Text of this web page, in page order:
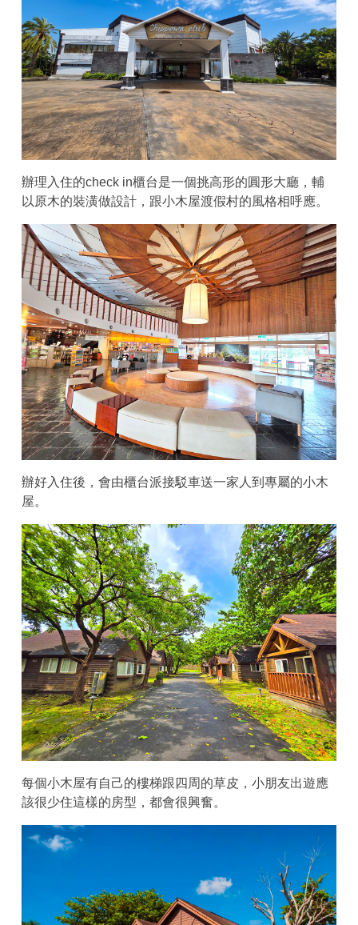
辦理入住的check in櫃台是一個挑高形的圓形大廳，輔
以原木的裝潢做設計，跟小木屋渡假村的風格相呼應。
辦好入住後，會由櫃台派接駁車送一家人到專屬的小木
屋。
每個小木屋有自己的樓梯跟四周的草皮，小朋友出遊應
該很少住這樣的房型，都會很興奮。